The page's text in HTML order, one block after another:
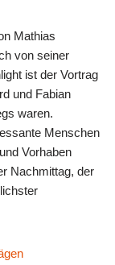
Mathias
von seiner
ist der Vortrag
und Fabian
waren.
Menschen
Vorhaben
Nachmittag, der